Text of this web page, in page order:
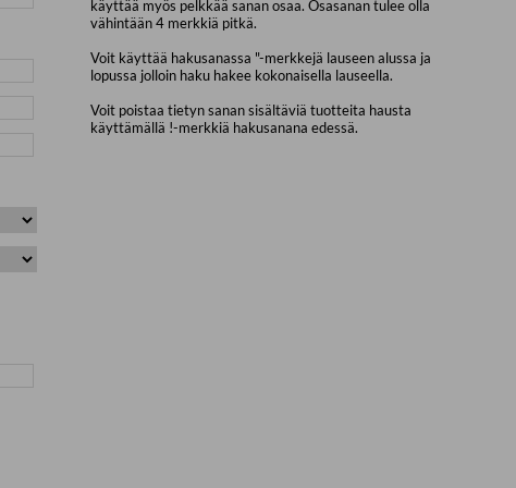
käyttää myös pelkkää sanan osaa. Osasanan tulee olla
vähintään 4 merkkiä pitkä.
Voit käyttää hakusanassa "-merkkejä lauseen alussa ja
lopussa jolloin haku hakee kokonaisella lauseella.
Voit poistaa tietyn sanan sisältäviä tuotteita hausta
käyttämällä !-merkkiä hakusanana edessä.